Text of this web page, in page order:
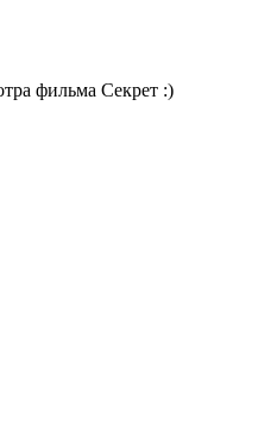
фильма Секрет :)